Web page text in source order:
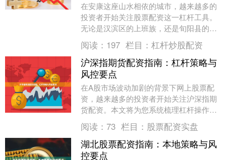
在安康这座山水相依的城市，越来越多的
投资者开始关注股票配资这一杠杆工具。
无论是汉滨区的上班族，还是旬阳县的个
体经营者，都希望借助配资放大收益。但
配资是把双刃剑，....
阅读： 197 栏目： 杠杆炒股配资
沪深指期货配资指南：杠杆策略与
风控要点
在A股市场波动加剧的背景下网上股票配
资，越来越多的投资者开始关注沪深指期
货配资。本文将为您系统梳理杠杆操作的
核心策略与风险控制要点，帮助您在合规
框架内优化资金使....
阅读： 73 栏目： 股票配资实盘
湖北股票配资指南：本地策略与风
控要点